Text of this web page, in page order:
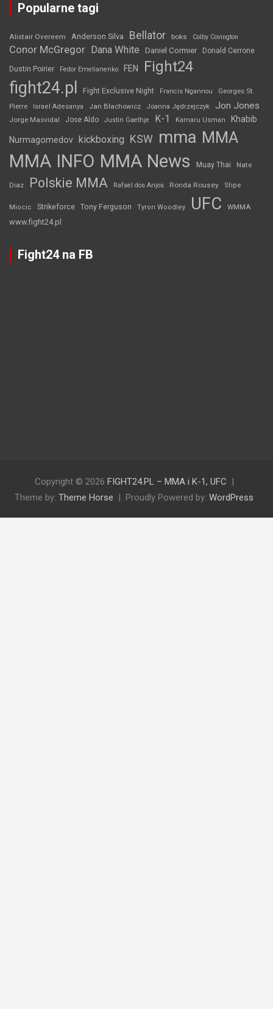
Popularne tagi
Alistair Overeem Anderson Silva Bellator boks Colby Covington
Conor McGregor Dana White Daniel Cormier Donald Cerrone
Dustin Poirier Fedor Emelianenko FEN Fight24
fight24.pl Fight Exclusive Night Francis Ngannou
Georges St.
Pierre
Israel Adesanya Jan Błachowicz Joanna Jędrzejczyk Jon Jones
Jorge Masvidal Jose Aldo Justin Gaethje K-1 Kamaru Usman Khabib
Nurmagomedov kickboxing KSW mma MMA
MMA INFO MMA News Muay Thai Nate
Diaz Polskie MMA Rafael dos Anjos Ronda Rousey Stipe
Miocic Strikeforce Tony Ferguson Tyron Woodley UFC WMMA
www.fight24.pl
Fight24 na FB
Copyright © 2026 FIGHT24.PL – MMA i K-1, UFC
Theme by: Theme Horse Proudly Powered by: WordPress